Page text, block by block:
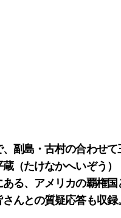
副島・古村の合わせ
（たけなかへいぞう
る、アメリカの覇権
んとの質疑応答も収